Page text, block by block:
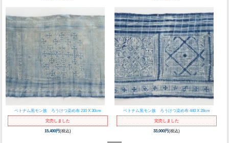
ベトナム黒モン族 ろうけつ染め布 210 X 30cm
完売しました
15,400円(税込)
ベトナム黒モン族 ろうけつ染め布 440 X 28cm
完売しました
33,000円(税込)